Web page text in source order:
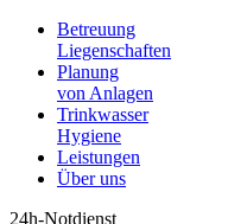
Betreuung
Liegenschaften
Planung
von Anlagen
Trinkwasser
Hygiene
Leistungen
Über uns
24h-Notdienst